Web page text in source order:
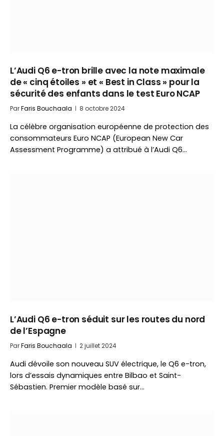
L’Audi Q6 e-tron brille avec la note maximale
de « cinq étoiles » et « Best in Class » pour la
sécurité des enfants dans le test Euro NCAP
ParFaris Bouchaala 8 octobre 2024
La célèbre organisation européenne de protection des
consommateurs Euro NCAP (European New Car
Assessment Programme) a attribué à l’Audi Q6…
L’Audi Q6 e-tron séduit sur les routes du nord
de l’Espagne
ParFaris Bouchaala 2 juillet 2024
Audi dévoile son nouveau SUV électrique, le Q6 e-tron,
lors d’essais dynamiques entre Bilbao et Saint-
Sébastien. Premier modèle basé sur…